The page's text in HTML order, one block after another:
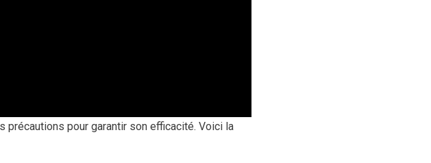
précautions pour garantir son efficacité. Voici la